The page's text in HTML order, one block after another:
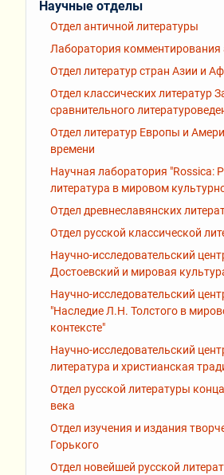
Научные отделы
Отдел античной литературы
Лаборатория комментирования
Отдел литератур стран Азии и
Отдел классических литератур
сравнительного
Отдел литератур Европы и
времени
Научная лаборатория "Rossiсa:
литература в мировом
Отдел древнеславянских
Отдел русской классической
Научно-исследовательский
Достоевский и мировая
Научно-исследовательский
"Наследие Л.Н. Толстого в
контексте"
Научно-исследовательский
литература и христианская
Отдел русской литературы
века
Отдел изучения и издания
Горького
Отдел новейшей русской